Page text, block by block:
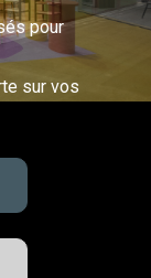
pour
sur vos